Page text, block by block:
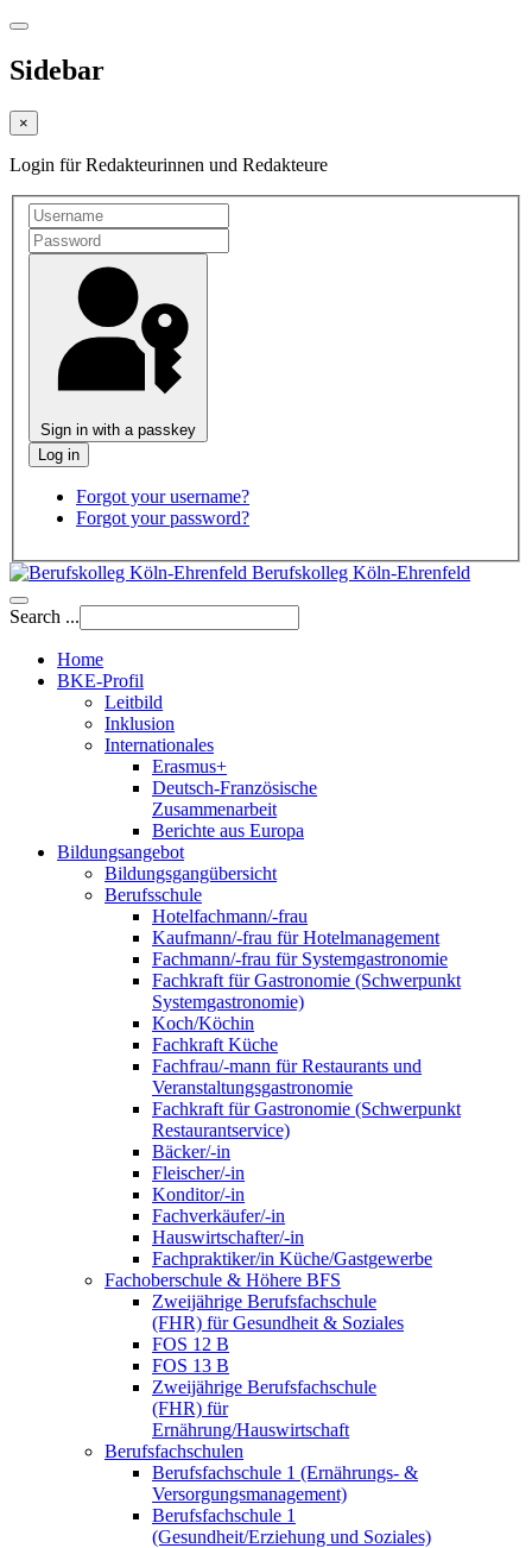
Sidebar
×
Login für Redakteurinnen und Redakteure
Sign in with a passkey
Forgot your username?
Forgot your password?
Berufskolleg Köln-Ehrenfeld
Search ...
Home
BKE-Profil
Leitbild
Inklusion
Internationales
Erasmus+
Deutsch-Französische
Zusammenarbeit
Berichte aus Europa
Bildungsangebot
Bildungsgangübersicht
Berufsschule
Hotelfachmann/-frau
Kaufmann/-frau für Hotelmanagement
Fachmann/-frau für Systemgastronomie
Fachkraft für Gastronomie (Schwerpunkt
Systemgastronomie)
Koch/Köchin
Fachkraft Küche
Fachfrau/-mann für Restaurants und
Veranstaltungsgastronomie
Fachkraft für Gastronomie (Schwerpunkt
Restaurantservice)
Bäcker/-in
Fleischer/-in
Konditor/-in
Fachverkäufer/-in
Hauswirtschafter/-in
Fachpraktiker/in Küche/Gastgewerbe
Fachoberschule & Höhere BFS
Zweijährige Berufsfachschule
(FHR) für Gesundheit & Soziales
FOS 12 B
FOS 13 B
Zweijährige Berufsfachschule
(FHR) für
Ernährung/Hauswirtschaft
Berufsfachschulen
Berufsfachschule 1 (Ernährungs- &
Versorgungsmanagement)
Berufsfachschule 1
(Gesundheit/Erziehung und Soziales)